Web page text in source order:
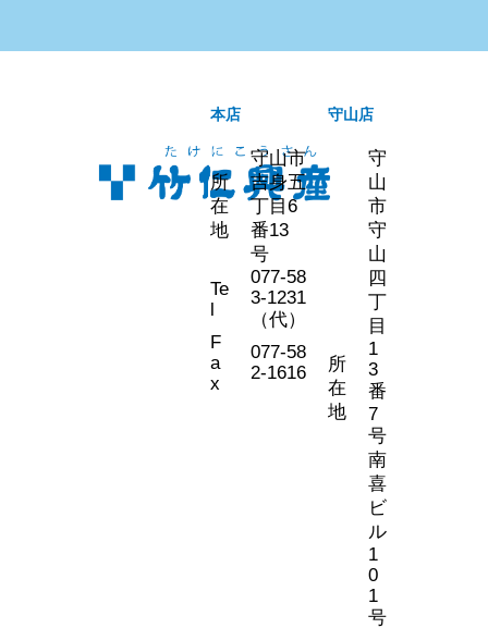
本店
所
在
地
守山市
吉身五
丁目6
番13
号
Te
l
077-58
3-1231
（代）
F
a
x
077-58
2-1616
守山店
所
在
地
守
山
市
守
山
四
丁
目
1
3
番
7
号
南
喜
ビ
ル
1
0
1
号